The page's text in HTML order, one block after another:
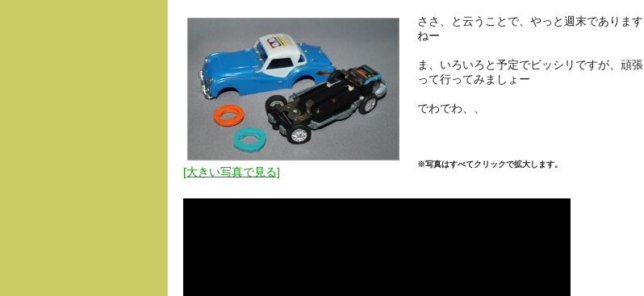
[大きい写真で見る]
ささ、と云うことで、やっと週末であります
ねー
ま、いろいろと予定でビッシリですが、頑張
って行ってみましょー
でわでわ、、
※写真はすべてクリックで拡大します。